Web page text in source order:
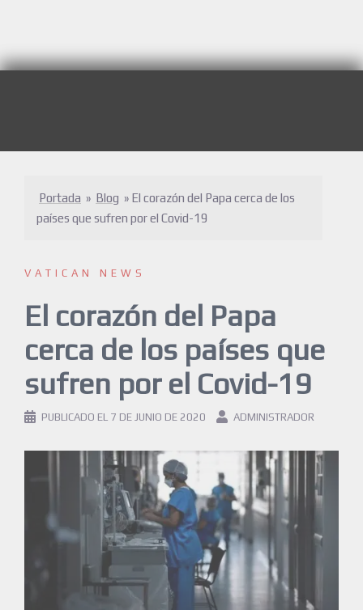
Portada » Blog » El corazón del Papa cerca de los
países que sufren por el Covid-19
VATICAN NEWS
El corazón del Papa
cerca de los países que
sufren por el Covid-19
PUBLICADO EL 7 DE JUNIO DE 2020 ADMINISTRADOR